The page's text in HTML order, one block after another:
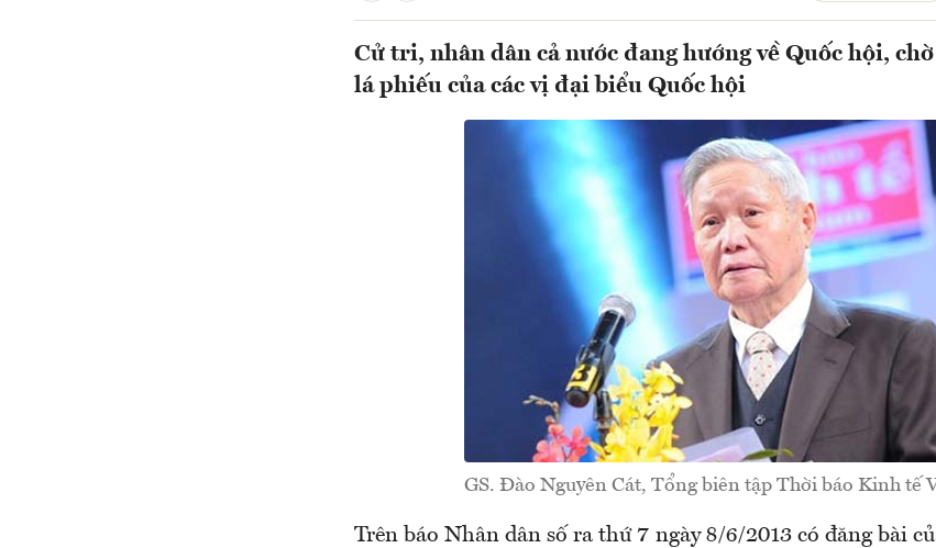
Cử tri, nhân dân cả nước đang hướng về Quốc hội,
lá phiếu của các vị đại biểu Quốc hội
GS. Đào Nguyên Cát, Tổng biên tập Thời báo Kinh tế
Trên báo Nhân dân số ra thứ 7 ngày 8/6/2013 có đăng bài